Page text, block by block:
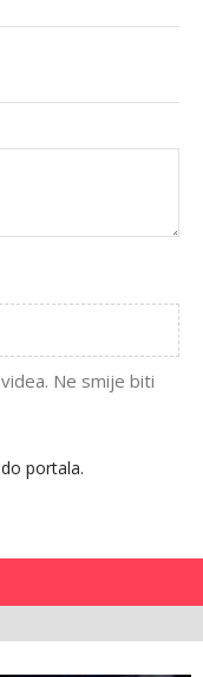
Ne smije biti
portala.